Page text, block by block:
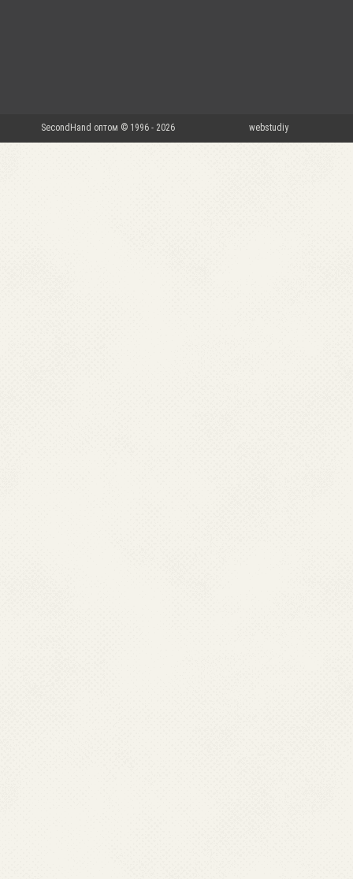
SecondHand оптом © 1996 - 2026 webstudiy